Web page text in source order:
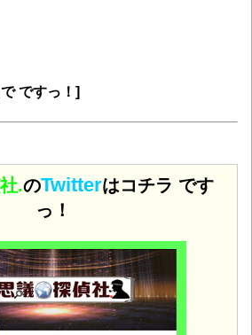
ですっ！]
.のTwitterはコチラ です
っ！